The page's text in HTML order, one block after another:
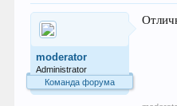
moderator
Administrator
Команда форума